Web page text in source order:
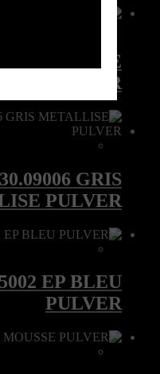
BEIGE
PULVER
GRIS
PULVER
EP BLEU
PULVER